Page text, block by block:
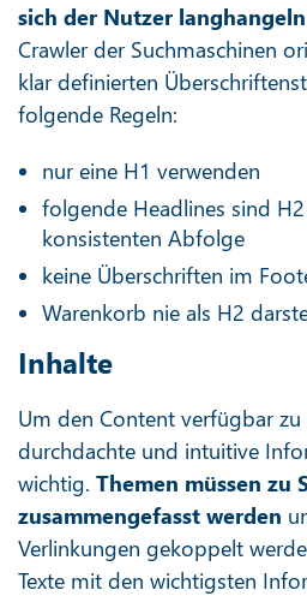
sich der Nutzer
Crawler der Suchmaschinen
klar definierten
folgende Regeln:
nur eine H1 verwenden
folgende Headlines sind
konsistenten Abfolge
keine Überschriften im
Warenkorb nie als H2
Inhalte
Um den Content verfügbar zu
durchdachte und intuitive
wichtig. Themen müssen zu
zusammengefasst werden
Verlinkungen gekoppelt
Texte mit den wichtigsten